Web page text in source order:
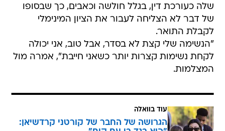
שלה כעורכת דין, בגלל חולשה וכאבים, כך שבסופו
של דבר לא הצליחה לעבור את הציון המינימלי
לקבלת התואר.
"הנשימה שלי קצת לא בסדר, אבל טוב, אני יכולה
לקחת נשימות קצרות יותר כשאני חייבת", אמרה מול
המצלמות.
עוד בוואלה
הגרושה של החבר של קורטני קרדשיאן: